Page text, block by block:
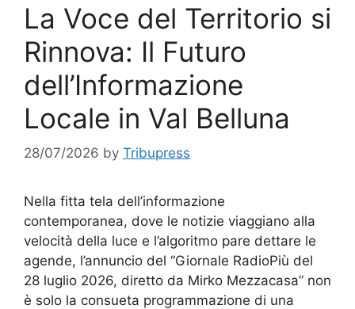
La Voce del Territorio si
Rinnova: Il Futuro
dell’Informazione
Locale in Val Belluna
28/07/2026 by Tribupress
Nella fitta tela dell’informazione
contemporanea, dove le notizie viaggiano alla
velocità della luce e l’algoritmo pare dettare le
agende, l’annuncio del “Giornale RadioPiù del
28 luglio 2026, diretto da Mirko Mezzacasa” non
è solo la consueta programmazione di una